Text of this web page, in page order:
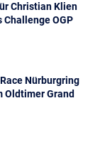
Christian Klien
OGP
Nürburgring
Oldtimer Grand